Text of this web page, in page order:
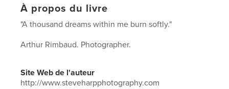
À propos du livre
"A thousand dreams within me burn softly."
Arthur Rimbaud. Photographer.
Site Web de l'auteur
http://www.steveharpphotography.com